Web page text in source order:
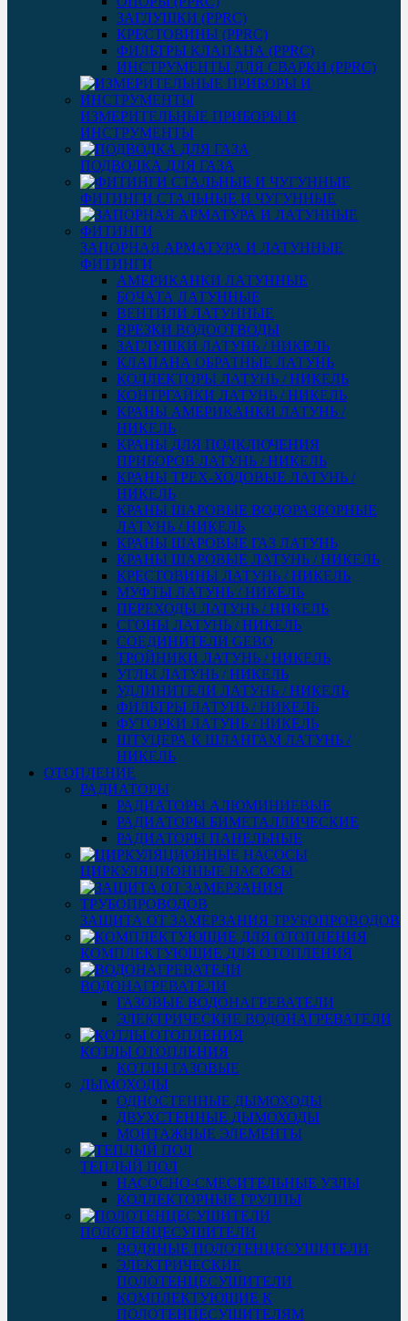
ЗАГЛУШКИ (PPRC)
КРЕСТОВИНЫ (PPRC)
ФИЛЬТРЫ КЛАПАНА (PPRC)
ИНСТРУМЕНТЫ ДЛЯ СВАРКИ (PPRC)
ИЗМЕРИТЕЛЬНЫЕ ПРИБОРЫ И
ИНСТРУМЕНТЫ
ПОДВОДКА ДЛЯ ГАЗА
ФИТИНГИ СТАЛЬНЫЕ И ЧУГУННЫЕ
ЗАПОРНАЯ АРМАТУРА И ЛАТУННЫЕ
ФИТИНГИ
АМЕРИКАНКИ ЛАТУННЫЕ
БОЧАТА ЛАТУННЫЕ
ВЕНТИЛИ ЛАТУННЫЕ
ВРЕЗКИ ВОДООТВОДЫ
ЗАГЛУШКИ ЛАТУНЬ / НИКЕЛЬ
КЛАПАНА ОБРАТНЫЕ ЛАТУНЬ
КОЛЛЕКТОРЫ ЛАТУНЬ / НИКЕЛЬ
КОНТРГАЙКИ ЛАТУНЬ / НИКЕЛЬ
КРАНЫ АМЕРИКАНКИ ЛАТУНЬ /
НИКЕЛЬ
КРАНЫ ДЛЯ ПОДКЛЮЧЕНИЯ
ПРИБОРОВ ЛАТУНЬ / НИКЕЛЬ
КРАНЫ ТРЕХ-ХОДОВЫЕ ЛАТУНЬ /
НИКЕЛЬ
КРАНЫ ШАРОВЫЕ ВОДОРАЗБОРНЫЕ
ЛАТУНЬ / НИКЕЛЬ
КРАНЫ ШАРОВЫЕ ГАЗ ЛАТУНЬ
КРАНЫ ШАРОВЫЕ ЛАТУНЬ / НИКЕЛЬ
КРЕСТОВИНЫ ЛАТУНЬ / НИКЕЛЬ
МУФТЫ ЛАТУНЬ / НИКЕЛЬ
ПЕРЕХОДЫ ЛАТУНЬ / НИКЕЛЬ
СГОНЫ ЛАТУНЬ / НИКЕЛЬ
СОЕДИНИТЕЛИ GEBO
ТРОЙНИКИ ЛАТУНЬ / НИКЕЛЬ
УГЛЫ ЛАТУНЬ / НИКЕЛЬ
УДЛИНИТЕЛИ ЛАТУНЬ / НИКЕЛЬ
ФИЛЬТРЫ ЛАТУНЬ / НИКЕЛЬ
ФУТОРКИ ЛАТУНЬ / НИКЕЛЬ
ШТУЦЕРА К ШЛАНГАМ ЛАТУНЬ /
НИКЕЛЬ
ОТОПЛЕНИЕ
РАДИАТОРЫ
РАДИАТОРЫ АЛЮМИНИЕВЫЕ
РАДИАТОРЫ БИМЕТАЛЛИЧЕСКИЕ
РАДИАТОРЫ ПАНЕЛЬНЫЕ
ЦИРКУЛЯЦИОННЫЕ НАСОСЫ
ЗАЩИТА ОТ ЗАМЕРЗАНИЯ ТРУБОПРОВОДОВ
КОМПЛЕКТУЮЩИЕ ДЛЯ ОТОПЛЕНИЯ
ВОДОНАГРЕВАТЕЛИ
ГАЗОВЫЕ ВОДОНАГРЕВАТЕЛИ
ЭЛЕКТРИЧЕСКИЕ ВОДОНАГРЕВАТЕЛИ
КОТЛЫ ОТОПЛЕНИЯ
КОТЛЫ ГАЗОВЫЕ
ДЫМОХОДЫ
ОДНОСТЕННЫЕ ДЫМОХОДЫ
ДВУХСТЕННЫЕ ДЫМОХОДЫ
МОНТАЖНЫЕ ЭЛЕМЕНТЫ
ТЕПЛЫЙ ПОЛ
НАСОСНО-СМЕСИТЕЛЬНЫЕ УЗЛЫ
КОЛЛЕКТОРНЫЕ ГРУППЫ
ПОЛОТЕНЦЕСУШИТЕЛИ
ВОДЯНЫЕ ПОЛОТЕНЦЕСУШИТЕЛИ
ЭЛЕКТРИЧЕСКИЕ
ПОЛОТЕНЦЕСУШИТЕЛИ
КОМПЛЕКТУЮЩИЕ К
ПОЛОТЕНЦЕСУШИТЕЛЯМ